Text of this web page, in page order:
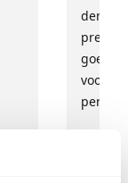
denkt
goed
voor